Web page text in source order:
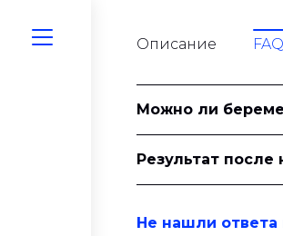
Описание FAQ
Можно ли
Результат после
Не нашли